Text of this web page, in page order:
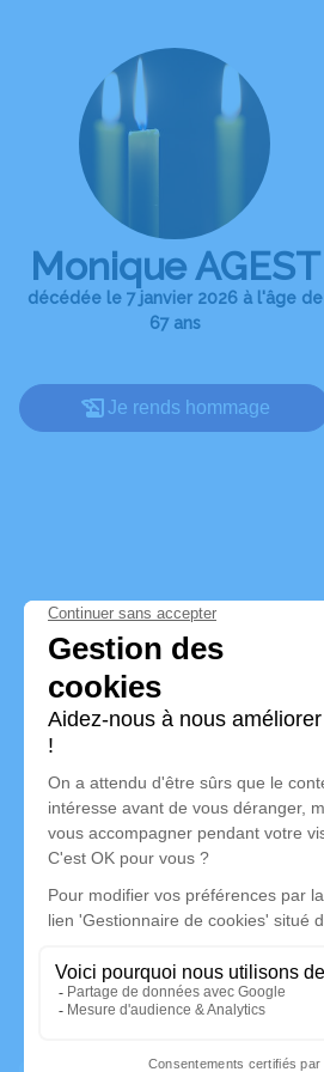
Monique AGEST
décédée le 7 janvier 2026 à l'âge de
67 ans
Je rends hommage